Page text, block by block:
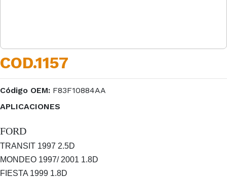
COD.1157
Código OEM: F83F10884AA
APLICACIONES
FORD
TRANSIT 1997 2.5D
MONDEO 1997/ 2001 1.8D
FIESTA 1999 1.8D